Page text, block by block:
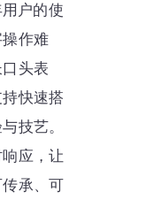
户的使
作难
头表
快速搭
技艺。
应，让
承、可